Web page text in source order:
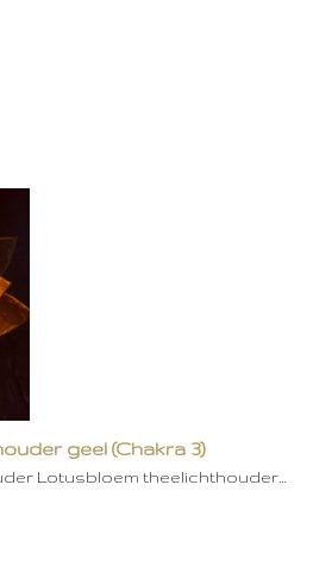
geel (Chakra 3)
Lotusbloem theelichthouder…